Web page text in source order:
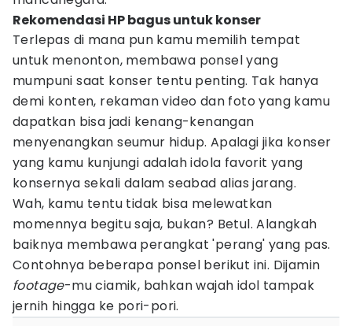
Rekomendasi HP bagus untuk konser
Terlepas di mana pun kamu memilih tempat
untuk menonton, membawa ponsel yang
mumpuni saat konser tentu penting. Tak hanya
demi konten, rekaman video dan foto yang kamu
dapatkan bisa jadi kenang-kenangan
menyenangkan seumur hidup. Apalagi jika konser
yang kamu kunjungi adalah idola favorit yang
konsernya sekali dalam seabad alias jarang.
Wah, kamu tentu tidak bisa melewatkan
momennya begitu saja, bukan? Betul. Alangkah
baiknya membawa perangkat 'perang' yang pas.
Contohnya beberapa ponsel berikut ini. Dijamin
footage-mu ciamik, bahkan wajah idol tampak
jernih hingga ke pori-pori.